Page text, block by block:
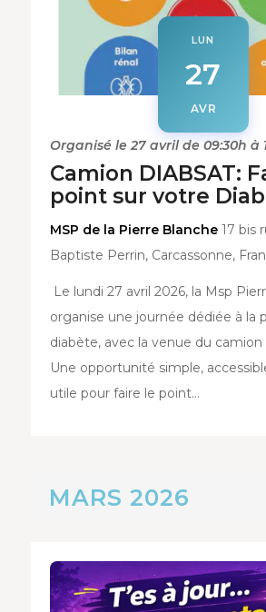
LUN
27
AVR
Organisé le 27 avril de 09:30h à
Camion DIABSAT:
point sur votre
MSP de la Pierre Blanche17 bis
Baptiste Perrin, Carcassonne,
Le lundi 27 avril 2026, la Msp
organise une journée dédiée à la
diabète, avec la venue du camion
Une opportunité simple,
utile pour faire le point…
MARS 2026